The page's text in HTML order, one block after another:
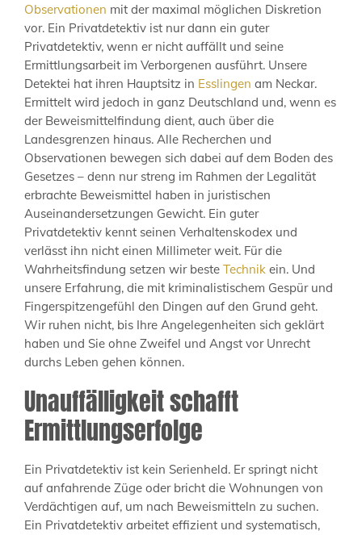
Observationen mit der maximal möglichen Diskretion
vor. Ein Privatdetektiv ist nur dann ein guter
Privatdetektiv, wenn er nicht auffällt und seine
Ermittlungsarbeit im Verborgenen ausführt. Unsere
Detektei hat ihren Hauptsitz in Esslingen am Neckar.
Ermittelt wird jedoch in ganz Deutschland und, wenn es
der Beweismittelfindung dient, auch über die
Landesgrenzen hinaus. Alle Recherchen und
Observationen bewegen sich dabei auf dem Boden des
Gesetzes – denn nur streng im Rahmen der Legalität
erbrachte Beweismittel haben in juristischen
Auseinandersetzungen Gewicht. Ein guter
Privatdetektiv kennt seinen Verhaltenskodex und
verlässt ihn nicht einen Millimeter weit. Für die
Wahrheitsfindung setzen wir beste Technik ein. Und
unsere Erfahrung, die mit kriminalistischem Gespür und
Fingerspitzengefühl den Dingen auf den Grund geht.
Wir ruhen nicht, bis Ihre Angelegenheiten sich geklärt
haben und Sie ohne Zweifel und Angst vor Unrecht
durchs Leben gehen können.
Unauffälligkeit schafft
Ermittlungserfolge
Ein Privatdetektiv ist kein Serienheld. Er springt nicht
auf anfahrende Züge oder bricht die Wohnungen von
Verdächtigen auf, um nach Beweismitteln zu suchen.
Ein Privatdetektiv arbeitet effizient und systematisch,